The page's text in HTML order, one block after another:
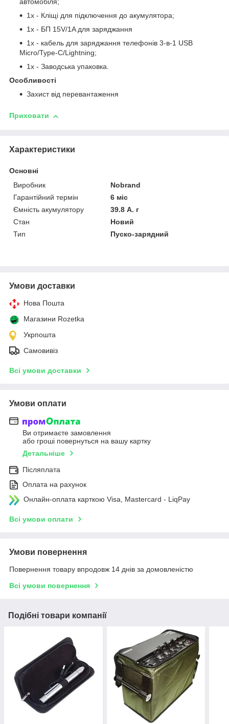
автомобіля;
1х - Кліщі для підключення до акумулятора;
1х - БП 15V/1A для заряджання
1х - кабель для заряджання телефонів 3-в-1 USB
Micro/Type-C/Lightning;
1х - Заводська упаковка.
Особливості
Захист від перевантаження
Приховати
Характеристики
Основні
Виробник
Nobrand
Гарантійний термін
6 міс
Ємність акумулятору
39.8 А. г
Стан
Новий
Тип
Пуско-зарядний
Умови доставки
Нова Пошта
Магазини Rozetka
Укрпошта
Самовивіз
Всі умови доставки
Умови оплати
Ви отримаєте замовлення
або гроші повернуться на вашу картку
Детальніше
Післяплата
Оплата на рахунок
Онлайн-оплата карткою Visa, Mastercard - LiqPay
Всі умови оплати
Умови повернення
Повернення товару впродовж 14 днів за домовленістю
Всі умови повернення
Подібні товари компанії